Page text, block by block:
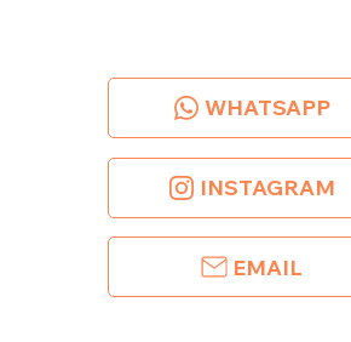
WHATSAPP
INSTAGRAM
EMAIL